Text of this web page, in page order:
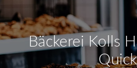
Bäckerei Kolls